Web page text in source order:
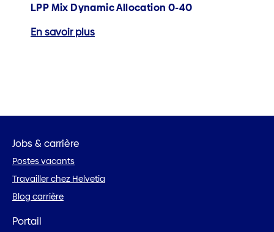
LPP Mix Dynamic Allocation 0-40
En savoir plus
Jobs & carrière
Postes vacants
Travailler chez Helvetia
Blog carrière
Portail